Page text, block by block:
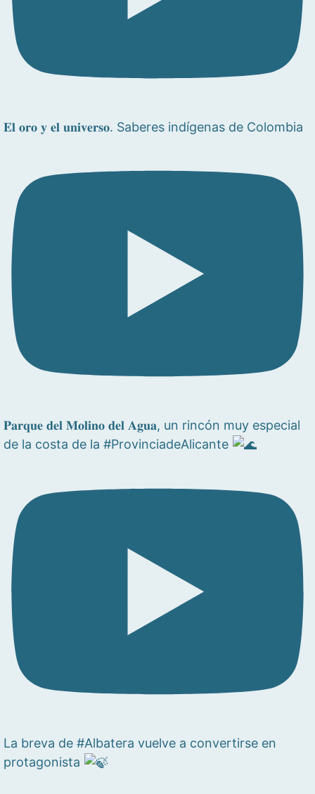
𝐄𝐥 𝐨𝐫𝐨 𝐲 𝐞𝐥 𝐮𝐧𝐢𝐯𝐞𝐫𝐬𝐨. Saberes indígenas de Colombia
𝐏𝐚𝐫𝐪𝐮𝐞 𝐝𝐞𝐥 𝐌𝐨𝐥𝐢𝐧𝐨 𝐝𝐞𝐥 𝐀𝐠𝐮𝐚, un rincón muy especial
de la costa de la #ProvinciadeAlicante
La breva de #Albatera vuelve a convertirse en
protagonista